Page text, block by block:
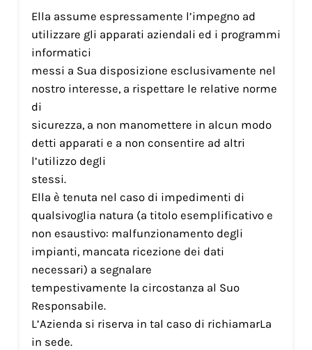
Ella assume espressamente l’impegno ad
utilizzare gli apparati aziendali ed i programmi
informatici
messi a Sua disposizione esclusivamente nel
nostro interesse, a rispettare le relative norme
di
sicurezza, a non manomettere in alcun modo
detti apparati e a non consentire ad altri
l’utilizzo degli
stessi.
Ella è tenuta nel caso di impedimenti di
qualsivoglia natura (a titolo esemplificativo e
non esaustivo: malfunzionamento degli
impianti, mancata ricezione dei dati
necessari) a segnalare
tempestivamente la circostanza al Suo
Responsabile.
L’Azienda si riserva in tal caso di richiamarLa
in sede.